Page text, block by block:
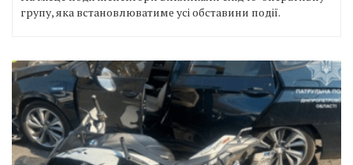
групу, яка встановлюватиме усі обставини події.